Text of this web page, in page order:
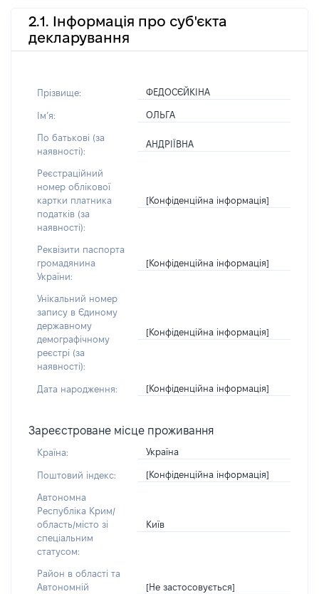
2.1. Інформація про суб'єкта
декларування
Прізвище: ФЕДОСЄЙКІНА
Імʼя: ОЛЬГА
По батькові (за
наявності):
АНДРІЇВНА
Реєстраційний
номер облікової
картки платника
податків (за
наявності):
[Конфіденційна інформація]
Реквізити паспорта
громадянина
України:
[Конфіденційна інформація]
Унікальний номер
запису в Єдиному
державному
демографічному
реєстрі (за
наявності):
[Конфіденційна інформація]
Дата народження: [Конфіденційна інформація]
Зареєстроване місце проживання
Країна: Україна
Поштовий індекс: [Конфіденційна інформація]
Автономна
Республіка Крим/
область/місто зі
спеціальним
статусом:
Київ
Район в області та
Автономній
[Не застосовується]